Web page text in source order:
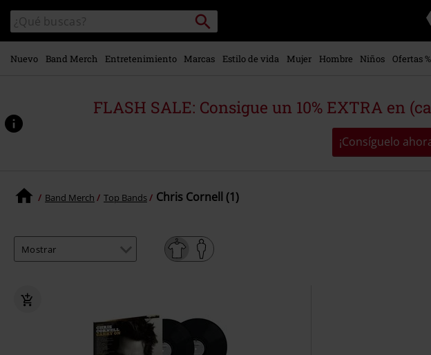
contenido
principal
Buscar
en
el
catálogo
Buscar
Nuevo Band Merch Entretenimiento Marcas Estilo de vida Mujer Hombre Niños Ofertas %
FLASH SALE: Consigue un 10% EXTRA en
¡Consíguelo
Band Merch Top Bands Chris Cornell (1)